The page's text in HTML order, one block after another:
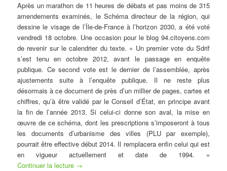
Après un marathon de 11 heures de débats et pas moins de 315
amendements examinés, le Schéma directeur de la région, qui
dessine le visage de l’Île-de-France à l’horizon 2030, a été voté
vendredi 18 octobre. Une occasion pour le blog 94.citoyens.com
de revenir sur le calendrier du texte. « Un premier vote du Sdrif
s’est tenu en octobre 2012, avant le passage en enquête
publique. Ce second vote est le dernier de l’assemblée, après
ajustements suite à l’enquête publique. Il ne reste plus
désormais à ce document de près d’un millier de pages, cartes et
chiffres, qu’à être validé par le Conseil d’État, en principe avant
la fin de l’année 2013. Si celui-ci donne son aval, la mise en
œuvre de ce schéma, dont les prescriptions s’imposeront à tous
les documents d’urbanisme des villes (PLU par exemple),
pourrait être effective début 2014. Il remplacera enfin celui qui est
en vigueur actuellement et date de 1994. »
Continuer la lecture →